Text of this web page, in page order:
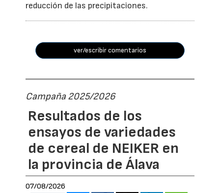
reducción de las precipitaciones.
ver/escribir comentarios
Campaña 2025/2026
Resultados de los
ensayos de variedades
de cereal de NEIKER en
la provincia de Álava
07/08/2026